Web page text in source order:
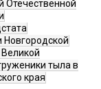
Отечественной
Новгородской
тыла в
края